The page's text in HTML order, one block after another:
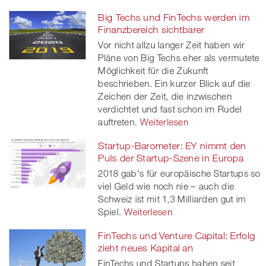
Big Techs und FinTechs werden im
Finanzbereich sichtbarer
Vor nicht allzu langer Zeit haben wir
Pläne von Big Techs eher als vermutete
Möglichkeit für die Zukunft
beschrieben. Ein kurzer Blick auf die
Zeichen der Zeit, die inzwischen
verdichtet und fast schon im Rudel
auftreten. Weiterlesen
Startup-Barometer: EY nimmt den
Puls der Startup-Szene in Europa
2018 gab's für europäische Startups so
viel Geld wie noch nie – auch die
Schweiz ist mit 1,3 Milliarden gut im
Spiel. Weiterlesen
FinTechs und Venture Capital: Erfolg
zieht neues Kapital an
FinTechs und Startups haben seit